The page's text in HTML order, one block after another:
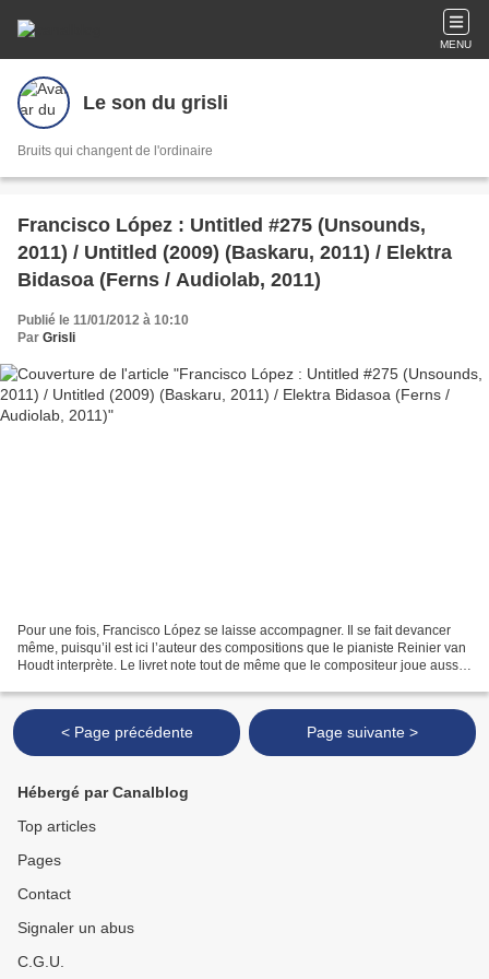
MENU
Le son du grisli
Bruits qui changent de l'ordinaire
Francisco López : Untitled #275 (Unsounds,
2011) / Untitled (2009) (Baskaru, 2011) / Elektra
Bidasoa (Ferns / Audiolab, 2011)
Publié le 11/01/2012 à 10:10
Par Grisli
Pour une fois, Francisco López se laisse accompagner. Il se fait devancer
même, puisqu’il est ici l’auteur des compositions que le pianiste Reinier van
Houdt interprète. Le livret note tout de même que le compositeur joue aussi,
< Page précédente Page suivante >
Hébergé par Canalblog
Top articles
Pages
Contact
Signaler un abus
C.G.U.